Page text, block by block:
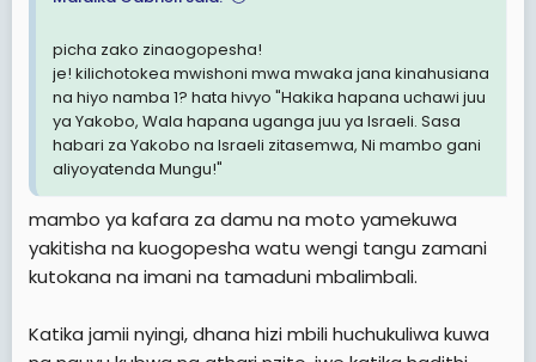
picha zako zinaogopesha!
je! kilichotokea mwishoni mwa mwaka jana kinahusiana
na hiyo namba 1? hata hivyo "Hakika hapana uchawi juu
ya Yakobo, Wala hapana uganga juu ya Israeli. Sasa
habari za Yakobo na Israeli zitasemwa, Ni mambo gani
aliyoyatenda Mungu!"
mambo ya kafara za damu na moto yamekuwa
yakitisha na kuogopesha watu wengi tangu zamani
kutokana na imani na tamaduni mbalimbali.
Katika jamii nyingi, dhana hizi mbili huchukuliwa kuwa